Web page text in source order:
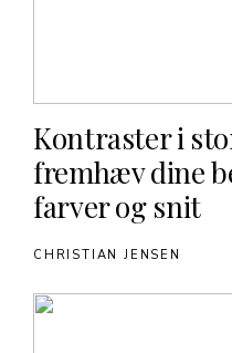
Kontraster i
fremhæv dine
farver og snit
CHRISTIAN JENSEN